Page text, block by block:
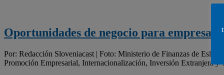
Oportunidades de negocio para
Por: Redacción Sloveniacast | Foto: Ministerio de Finanzas de
Promoción Empresarial, Internacionalización, Inversión Extranjera